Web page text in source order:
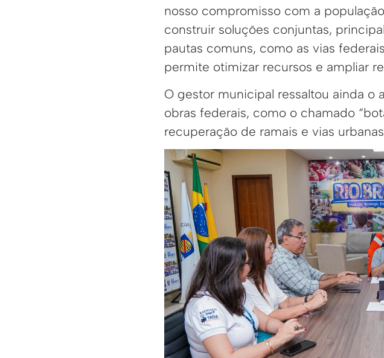
nosso compromisso com a
construir soluções conjuntas,
pautas comuns, como as vias
permite otimizar recursos e ampliar
O gestor municipal ressaltou ainda
obras federais, como o chamado
recuperação de ramais e vias